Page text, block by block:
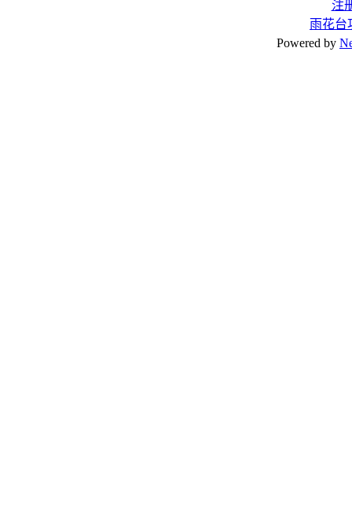
注
雨花台
Powered by